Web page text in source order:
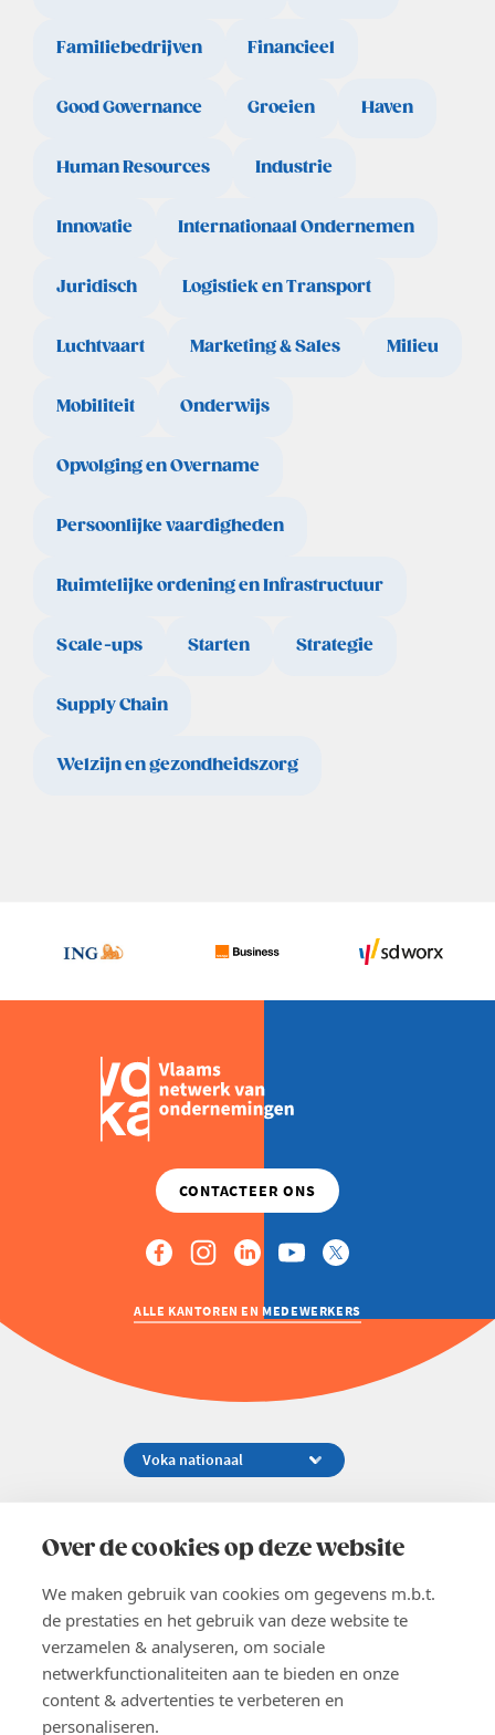
Over de cookies op deze website
We maken gebruik van cookies om gegevens m.b.t.
de prestaties en het gebruik van deze website te
verzamelen & analyseren, om sociale
netwerkfunctionaliteiten aan te bieden en onze
content & advertenties te verbeteren en
personaliseren.
Familiebedrijven Financieel
Good Governance Groeien Haven
Human Resources Industrie
Innovatie Internationaal Ondernemen
Juridisch Logistiek en Transport
Luchtvaart Marketing & Sales Milieu
Mobiliteit Onderwijs
Opvolging en Overname
Persoonlijke vaardigheden
Ruimtelijke ordening en Infrastructuur
Scale-ups Starten Strategie
Supply Chain
Welzijn en gezondheidszorg
ALLE KANTOREN EN MEDEWERKERS
02 229 81 11
EN